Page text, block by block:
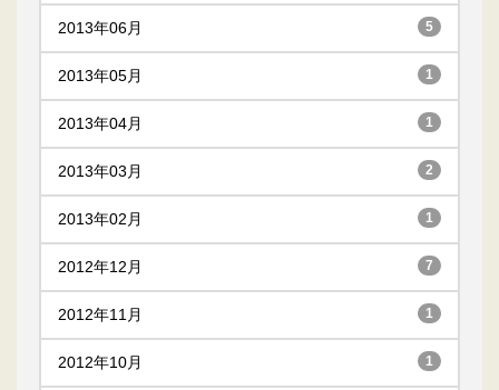
2013年06月 5
2013年05月 1
2013年04月 1
2013年03月 2
2013年02月 1
2012年12月 7
2012年11月 1
2012年10月 1